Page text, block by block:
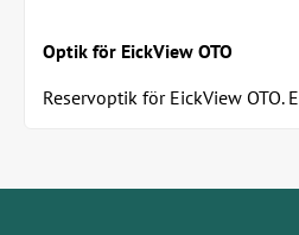
Optik för EickView OTO
Reservoptik för EickView OTO.